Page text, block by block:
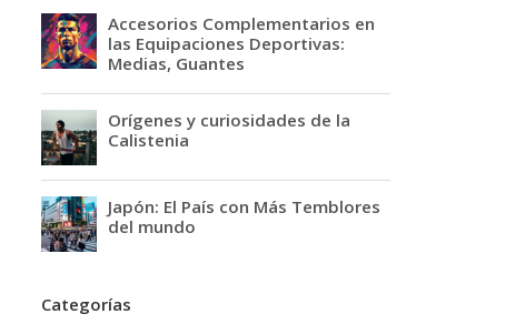
Accesorios Complementarios en
las Equipaciones Deportivas:
Medias, Guantes
Orígenes y curiosidades de la
Calistenia
Japón: El País con Más Temblores
del mundo
Categorías